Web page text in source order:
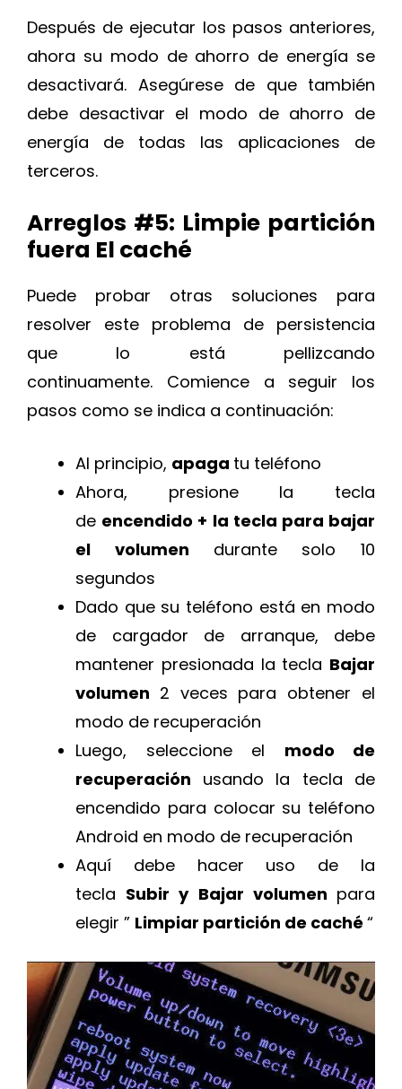
Después de ejecutar los pasos anteriores,
ahora su modo de ahorro de energía se
desactivará. Asegúrese de que también
debe desactivar el modo de ahorro de
energía de todas las aplicaciones de
terceros.
Arreglos #5: Limpie partición
fuera El caché
Puede probar otras soluciones para
resolver este problema de persistencia
que lo está pellizcando
continuamente. Comience a seguir los
pasos como se indica a continuación:
Al principio, apaga tu teléfono
Ahora, presione la tecla
de encendido + la tecla para bajar
el volumen durante solo 10
segundos
Dado que su teléfono está en modo
de cargador de arranque, debe
mantener presionada la tecla Bajar
volumen 2 veces para obtener el
modo de recuperación
Luego, seleccione el modo de
recuperación usando la tecla de
encendido para colocar su teléfono
Android en modo de recuperación
Aquí debe hacer uso de la
tecla Subir y Bajar volumen para
elegir ” Limpiar partición de caché “